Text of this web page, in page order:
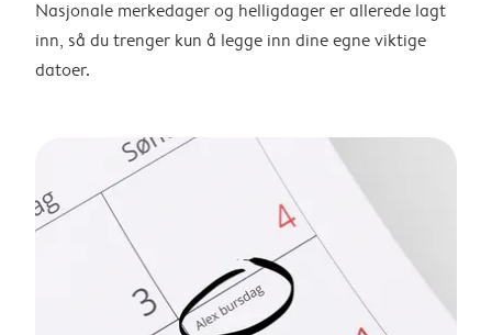
Nasjonale merkedager og helligdager er allerede lagt
inn, så du trenger kun å legge inn dine egne viktige
datoer.